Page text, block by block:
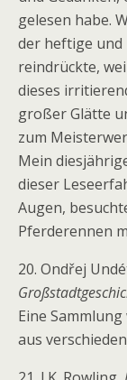
gelesen habe.
der heftige und
reindrückte,
dieses
großer Glätte
zum
Mein
dieser
Augen,
Pferderennen
20. Ondřej
Eine
aus